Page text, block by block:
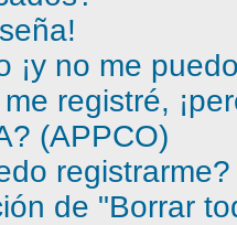
¡y no me
registré,
(APPCO)
registrarme?
de "Borrar